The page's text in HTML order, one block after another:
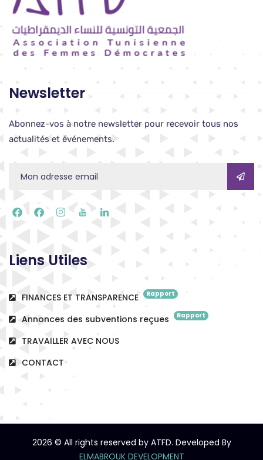
Newsletter
Abonnez-vos à notre newsletter pour recevoir tous nos
actualités et événements.
Liens Utiles
FINANCES ET TRANSPARENCE Rapport
Annonces des subventions reçues Rapport
TRAVAILLER AVEC NOUS
CONTACT
2026 © All rights reserved by ATFD. Developed By
ELMABROUK DEVELOPMENT